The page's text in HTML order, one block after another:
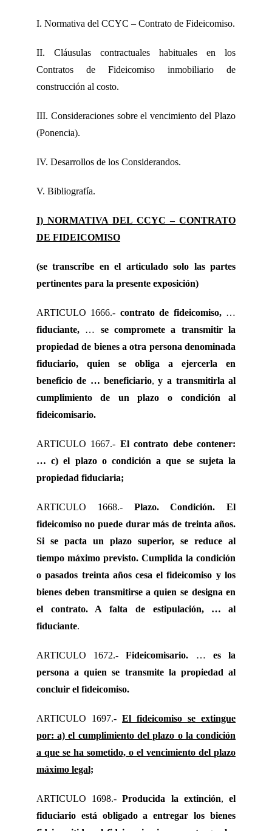
I. Normativa del CCYC – Contrato de Fideicomiso.
II. Cláusulas contractuales habituales en los
Contratos de Fideicomiso inmobiliario de
construcción al costo.
III. Consideraciones sobre el vencimiento del Plazo
(Ponencia).
IV. Desarrollos de los Considerandos.
V. Bibliografía.
I) NORMATIVA DEL CCYC – CONTRATO
DE FIDEICOMISO
(se transcribe en el articulado solo las partes
pertinentes para la presente exposición)
ARTICULO 1666.- contrato de fideicomiso,…
fiduciante,… se compromete a transmitir la
propiedad de bienes a otra persona denominada
fiduciario, quien se obliga a ejercerla en
beneficio de … beneficiario,y a transmitirla al
cumplimiento de un plazo o condición al
fideicomisario.
ARTICULO 1667.- El contrato debe contener:
… c) el plazo o condición a que se sujeta la
propiedad fiduciaria;
ARTICULO 1668.- Plazo. Condición. El
fideicomiso no puede durar más de treinta años.
Si se pacta un plazo superior, se reduce al
tiempo máximo previsto. Cumplida la condición
o pasados treinta años cesa el fideicomiso y los
bienes deben transmitirse a quien se designa en
el contrato.
A falta de estipulación, …
al
fiduciante.
ARTICULO 1672.-Fideicomisario. … es la
persona a quien se transmite la propiedad al
concluir el fideicomiso.
ARTICULO 1697.- El fideicomiso se extingue
por: a) el cumplimiento del plazo o la condición
a que se ha sometido, o el vencimiento del plazo
máximo legal;
ARTICULO 1698.-Producida la extinción,el
fiduciario está obligado a entregar los bienes